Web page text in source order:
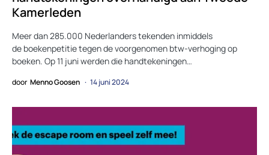
Kamerleden
Meer dan 285.000 Nederlanders tekenden inmiddels
de boekenpetitie tegen de voorgenomen btw-verhoging op
boeken. Op 11 juni werden die handtekeningen…
door Menno Goosen 14 juni 2024